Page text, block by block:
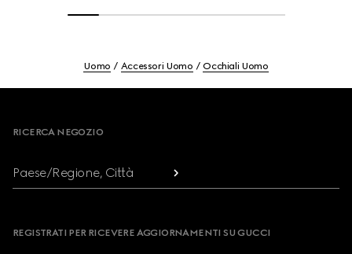
Uomo Accessori Uomo Occhiali Uomo
RICERCA NEGOZIO
Paese/Regione, Città
REGISTRATI PER RICEVERE AGGIORNAMENTI SU GUCCI